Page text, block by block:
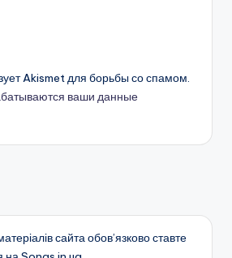
Akismet для борьбы со спамом.
ваши данные
сайта обов’язково ставте